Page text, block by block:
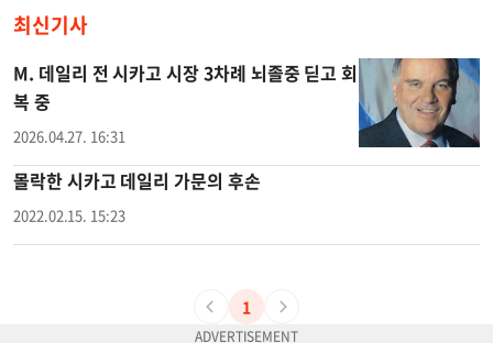
최신기사
M. 데일리 전 시카고 시장 3차례 뇌졸중 딛고 회
복 중
2026.04.27. 16:31
몰락한 시카고 데일리 가문의 후손
2022.02.15. 15:23
1